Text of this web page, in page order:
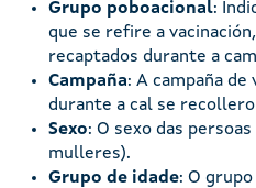
Grupo poboacional:
que se refire a
recaptados durante a
Campaña: A campaña de
durante a cal se
Sexo: O sexo das
mulleres).
Grupo de idade: O